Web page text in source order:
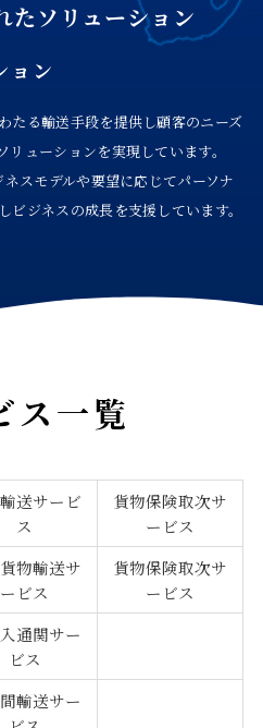
たソリューション
ョン
たる輸送手段を提供し顧客のニーズ
ューションを実現しています。
スモデルや要望に応じてパーソナ
ジネスの成長を支援しています。
ス一覧
送サービ
ス
貨物保険取次サ
ービス
物輸送サ
ービス
貨物保険取次サ
ービス
通関サー
ビス
輸送サー